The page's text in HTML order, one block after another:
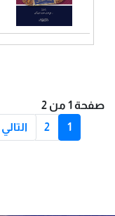
صفحة 1 من 2
1
2 التالي